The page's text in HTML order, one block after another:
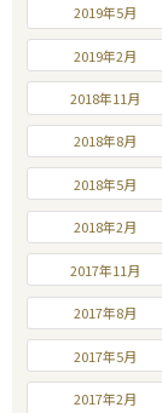
2019年5月
2019年2月
2018年11月
2018年8月
2018年5月
2018年2月
2017年11月
2017年8月
2017年5月
2017年2月